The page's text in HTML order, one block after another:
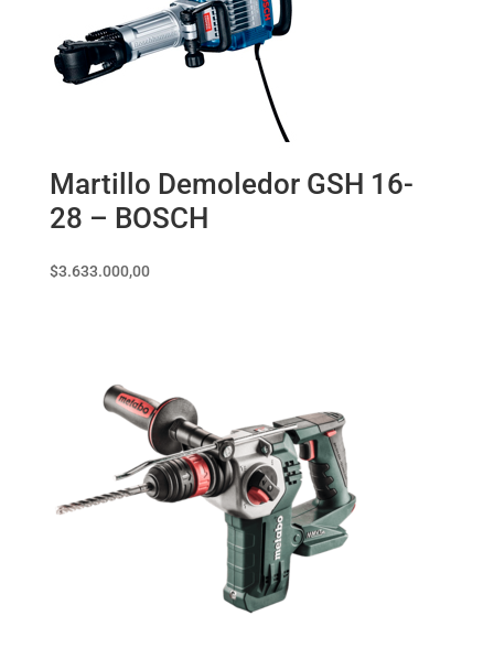
Martillo Demoledor GSH 16-
28 – BOSCH
$3.633.000,00